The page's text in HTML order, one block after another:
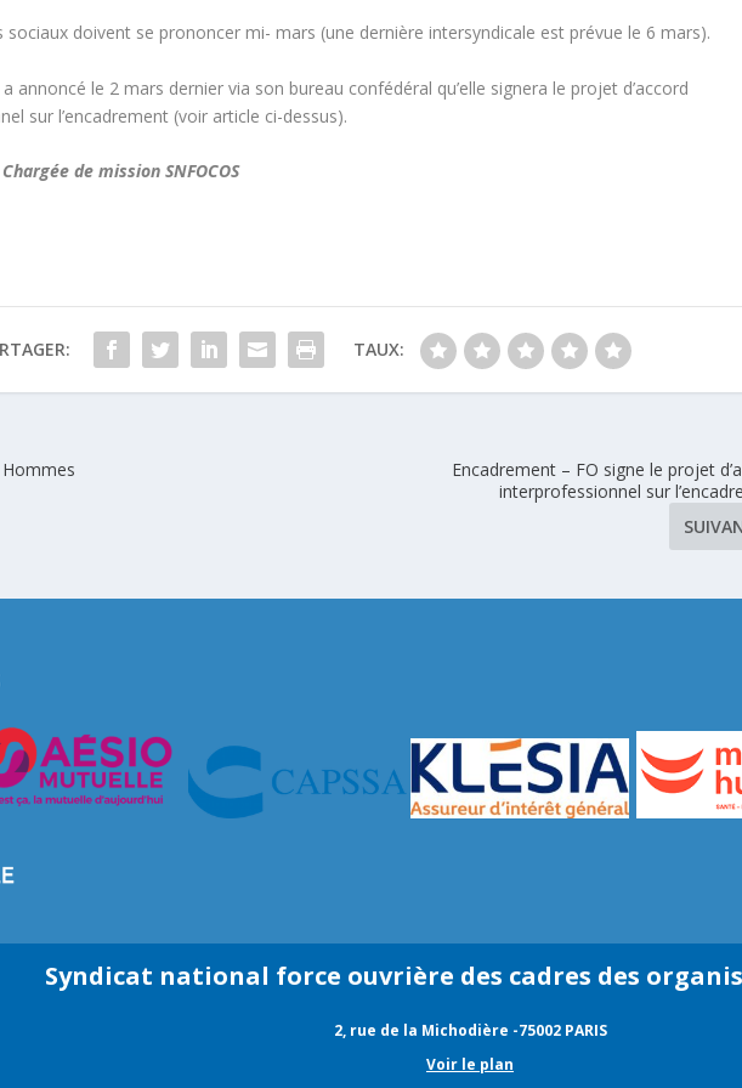
sociaux doivent se prononcer mi- mars (une dernière intersyndicale est prévue le 6 mars).
annoncé le 2 mars dernier via son bureau confédéral qu’elle signera le projet d’accord
sur l’encadrement (voir article ci-dessus).
de mission SNFOCOS
TAUX:
Encadrement – FO signe le projet
interprofessionnel sur
Syndicat national force ouvrière des cadres des
2, rue de la Michodière -75002 PARIS
Voir le plan